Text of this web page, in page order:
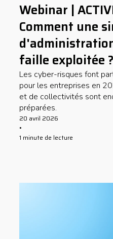
Webinar |
Comment une
faille exploitée ?
Les cyber-risques font
pour les entreprises en
et de collectivités sont
préparées.
20 avril 2026
•
1 minute de lecture